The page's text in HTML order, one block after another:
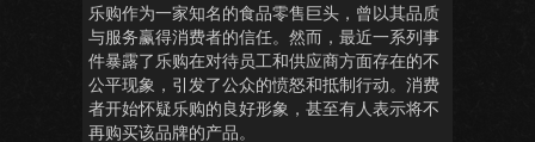
乐购作为一家知名的食品零售巨头，曾以其品质
与服务赢得消费者的信任。然而，最近一系列事
件暴露了乐购在对待员工和供应商方面存在的不
公平现象，引发了公众的愤怒和抵制行动。消费
者开始怀疑乐购的良好形象，甚至有人表示将不
再购买该品牌的产品。